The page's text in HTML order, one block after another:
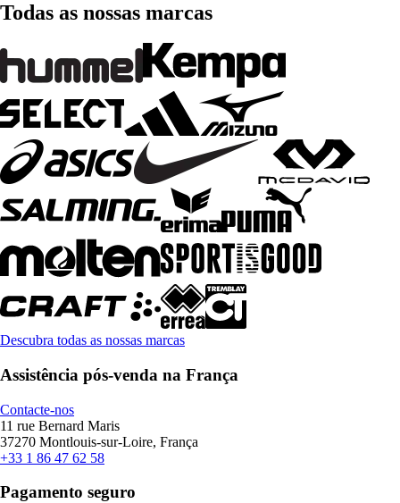
Todas as nossas marcas
Descubra todas as nossas marcas
Assistência pós-venda na França
Contacte-nos
11 rue Bernard Maris
37270 Montlouis-sur-Loire, França
+33 1 86 47 62 58
Pagamento seguro